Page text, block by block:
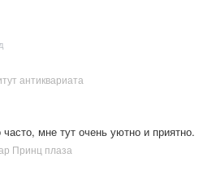
антиквариата
мне тут очень уютно и приятно.
Принц плаза